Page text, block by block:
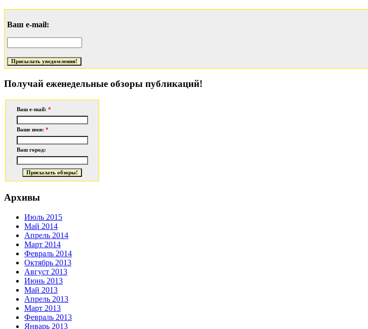
Ваш e-mail:
Получай еженедельные обзоры публикаций!
Ваш e-mail: *
Ваше имя: *
Ваш город:
Архивы
Июль 2015
Май 2014
Апрель 2014
Март 2014
Февраль 2014
Октябрь 2013
Август 2013
Июнь 2013
Май 2013
Апрель 2013
Март 2013
Февраль 2013
Январь 2013